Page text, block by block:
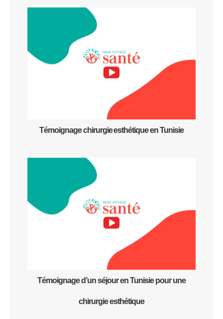
Témoignage chirurgie esthétique en Tunisie
Témoignage d’un séjour en Tunisie pour une
chirurgie esthétique